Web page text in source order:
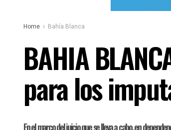
Home Bahía Blanca
BAHIA
para los
En el marco del juicio que se lleva a cabo, en